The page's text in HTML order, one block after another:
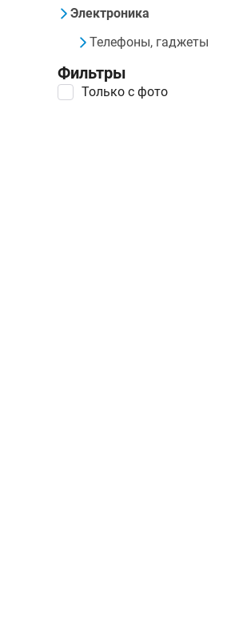
Электроника
Телефоны, гаджеты
Фильтры
Только с фото